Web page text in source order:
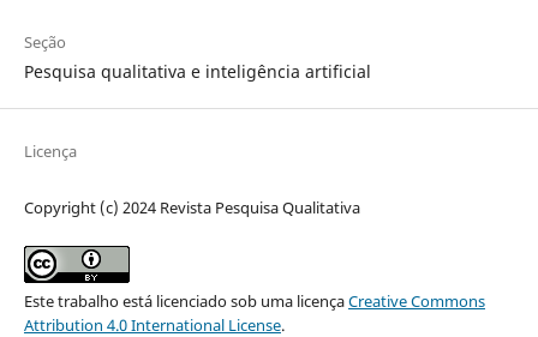
Seção
Pesquisa qualitativa e inteligência artificial
Licença
Copyright (c) 2024 Revista Pesquisa Qualitativa
Este trabalho está licenciado sob uma licençaCreative Commons
Attribution 4.0 International License.